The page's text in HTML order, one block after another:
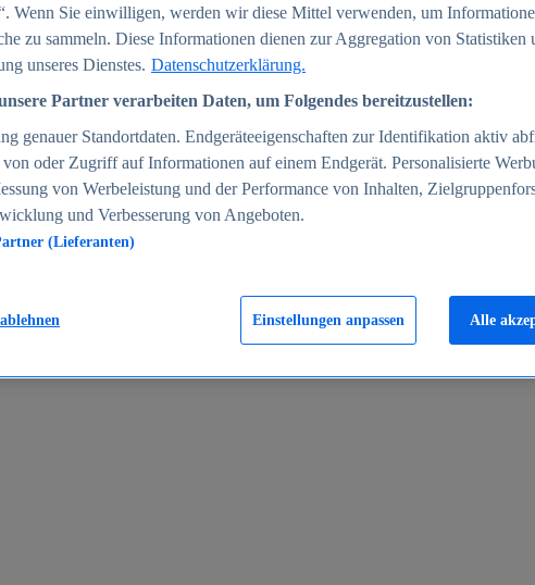
2024
in Deutschland 2005-2025
Wenn Sie einwilligen, werden wir diese Mittel verwenden, um
zu sammeln. Diese Informationen dienen zur Aggregation von Statistiken
unseres Dienstes. Datenschutzerklärung.
Partner verarbeiten Daten, um Folgendes bereitzustellen:
genauer Standortdaten. Endgeräteeigenschaften zur Identifikation aktiv
von oder Zugriff auf Informationen auf einem Endgerät. Personalisierte
von Werbeleistung und der Performance von Inhalten,
und Verbesserung von Angeboten.
(Lieferanten)
Einstellungen anpassen Alle